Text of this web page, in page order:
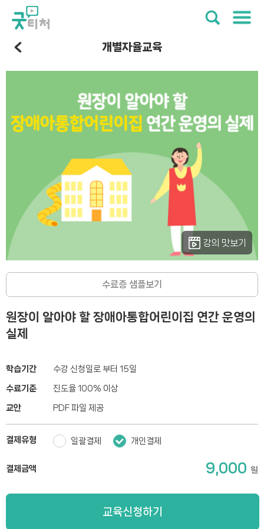
개별자율교육
강의 맛보기
수료증 샘플보기
원장이 알아야 할 장애아통합어린이집 연간 운영의
실제
학습기간 수강 신청일로 부터 15일
수료기준 진도율 100% 이상
교안 PDF 파일 제공
결제유형 일괄결제 개인결제
결제금액 9,000 원
교육신청하기